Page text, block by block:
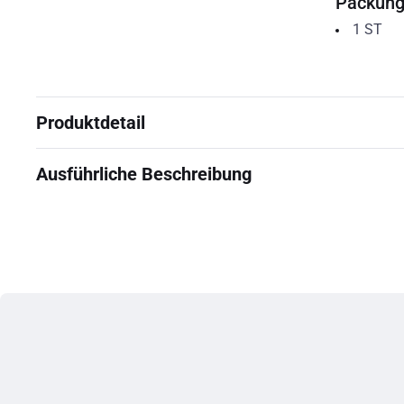
1 ST
Produktdetail
Ausführliche Beschreibung